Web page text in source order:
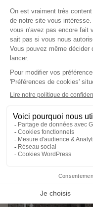
Notre top 3
les plus